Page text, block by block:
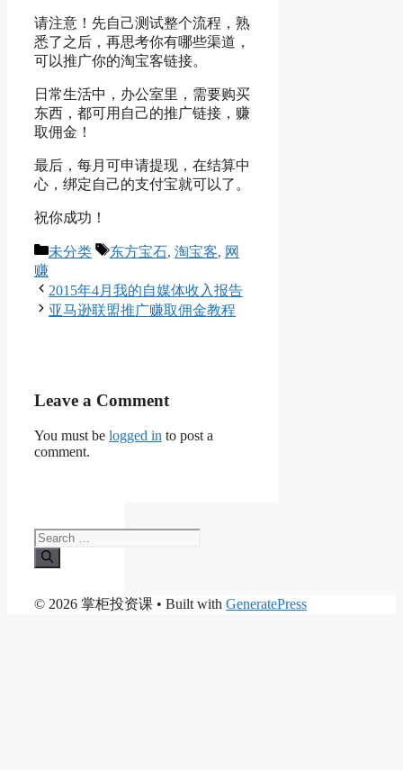
请注意！先自己测试整个流程，熟
悉了之后，再思考你有哪些渠道，
可以推广你的淘宝客链接。
日常生活中，办公室里，需要购买
东西，都可用自己的推广链接，赚
取佣金！
最后，每月可申请提现，在结算中
心，绑定自己的支付宝就可以了。
祝你成功！
Categories
未分类 Tags
东方宝石, 淘宝客, 网
赚
2015年4月我的自媒体收入报告
亚马逊联盟推广赚取佣金教程
Leave a Comment
You must be logged in to post a
comment.
Search
for:
© 2026 掌柜投资课 • Built with GeneratePress